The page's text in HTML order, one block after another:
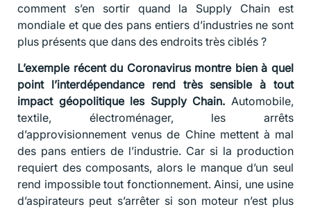
comment s’en sortir quand la Supply Chain est
mondiale et que des pans entiers d’industries ne sont
plus présents que dans des endroits très ciblés ?
L’exemple récent du Coronavirus montre bien à quel
point l’interdépendance rend très sensible à tout
impact géopolitique les Supply Chain. Automobile,
textile, électroménager, les arrêts
d’approvisionnement venus de Chine mettent à mal
des pans entiers de l’industrie. Car si la production
requiert des composants, alors le manque d’un seul
rend impossible tout fonctionnement. Ainsi, une usine
d’aspirateurs peut s’arrêter si son moteur n’est plus